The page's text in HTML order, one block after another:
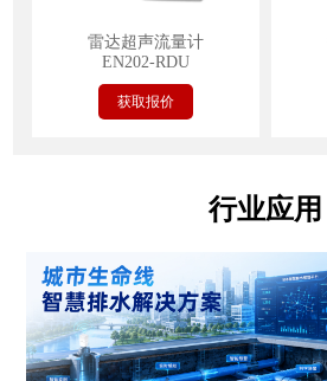
雷达超声流量计
EN202-RDU
获取报价
行业应用